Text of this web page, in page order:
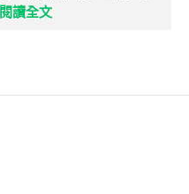
閱讀全文